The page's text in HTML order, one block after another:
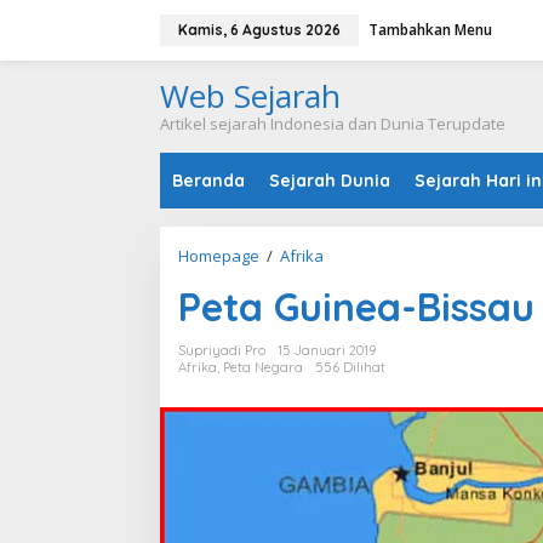
Kamis, 6 Agustus 2026 Tambahkan Menu
Web Sejarah
Artikel sejarah Indonesia dan Dunia Terupdate
Beranda Sejarah Dunia Sejarah Hari
Homepage / Afrika
t
a
G
u
n
-
B
Peta Guinea-Bissau
Supriyadi Pro
15 Januari 2019
Afrika, Peta Negara 556 Dilihat